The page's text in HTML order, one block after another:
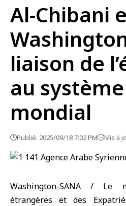
Al-Chibani
liaison de
au
mondial
Publié: 2025/09/18 7:02 PM Mis à
Washington-SANA / Le
étrangères et des